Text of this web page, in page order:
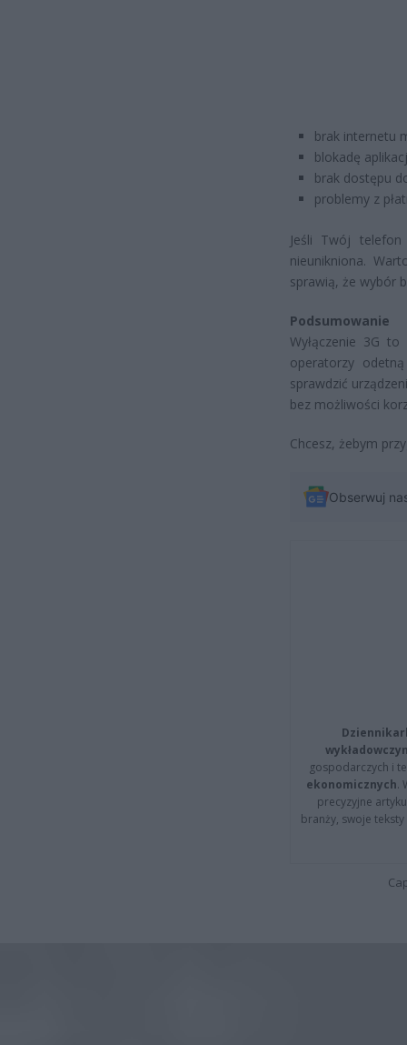
brak internetu
blokadę
brak dostępu
problemy z
Jeśli Twój
nieunikniona.
sprawią, że wybór
Podsumowanie
Wyłączenie 3G
operatorzy
sprawdzić
bez możliwości
Chcesz, żebym
Obserwuj
gospodarczych i
ekonomicznych.
precyzyjne
branży, swoje